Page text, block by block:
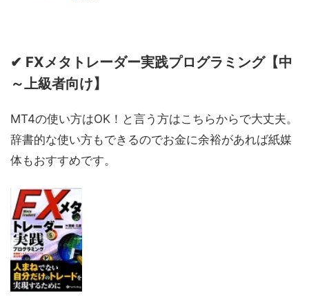
✔ FXメタトレーダー実践プログラミング【中
～上級者向け】
MT4の使い方はOK！と言う方はこちらからで大丈夫。
辞書的な使い方もできるのでお金に余裕があれば紙媒
体もおすすめです。